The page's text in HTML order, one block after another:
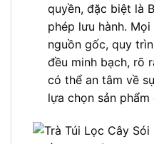
quyền, đặc biệt là
phép lưu hành.
nguồn gốc, quy
đều minh bạch, rõ
có thể an tâm về
lựa chọn sản phẩm